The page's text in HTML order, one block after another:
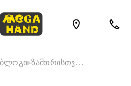
ბლოგი ზამთრისთვ…